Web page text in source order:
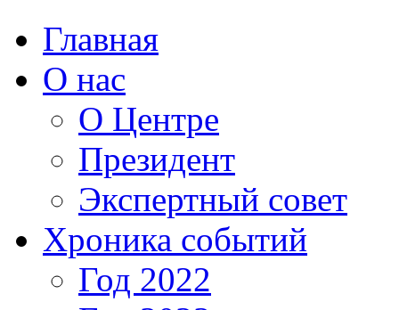
Главная
О нас
О Центре
Президент
Экспертный совет
Хроника событий
Год 2022